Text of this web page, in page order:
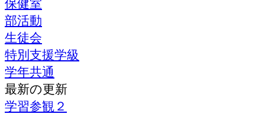
保健室
部活動
生徒会
特別支援学級
学年共通
最新の更新
学習参観２